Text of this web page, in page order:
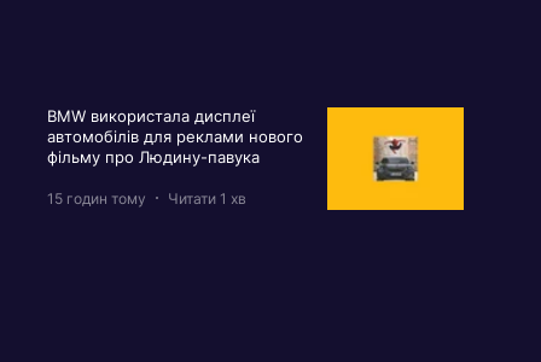
BMW використала дисплеї
автомобілів для реклами нового
фільму про Людину-павука
15 годин тому Читати 1 хв